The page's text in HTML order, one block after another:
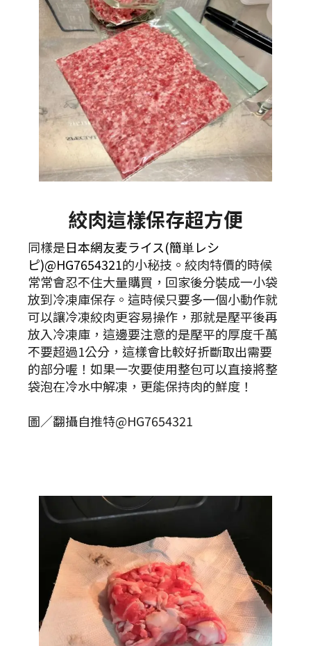
絞肉這樣保存超方便
同樣是日本網友麦ライス(簡単レシ
ピ)@HG7654321的小秘技。絞肉特價的時候
常常會忍不住大量購買，回家後分裝成一小袋
放到冷凍庫保存。這時候只要多一個小動作就
可以讓冷凍絞肉更容易操作，那就是壓平後再
放入冷凍庫，這邊要注意的是壓平的厚度千萬
不要超過1公分，這樣會比較好折斷取出需要
的部分喔！如果一次要使用整包可以直接將整
袋泡在冷水中解凍，更能保持肉的鮮度！
圖／翻攝自推特@HG7654321